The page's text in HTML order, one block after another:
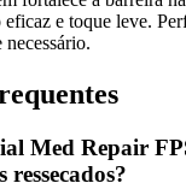
e toque leve.
necessário.
Med Repair